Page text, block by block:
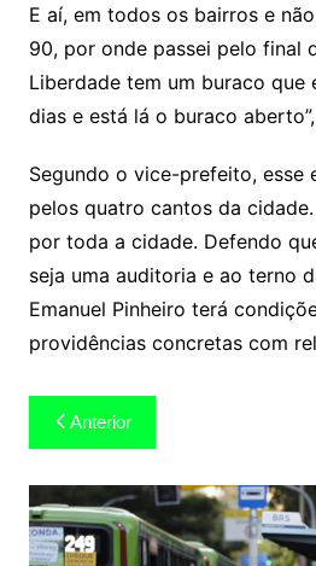
E aí, em todos os bairros e
90, por onde passei pelo final
Liberdade tem um buraco que
dias e está lá o buraco
Segundo o vice-prefeito, esse
pelos quatro cantos da
por toda a cidade. Defendo
seja uma auditoria e ao terno
Emanuel Pinheiro terá
providências concretas com
Navegação
de
Post
Anterior